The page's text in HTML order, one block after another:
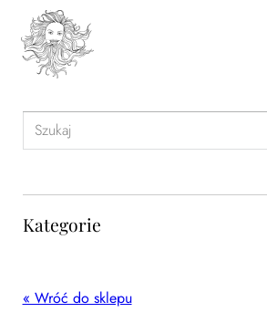
Kategorie
« Wróć do sklepu